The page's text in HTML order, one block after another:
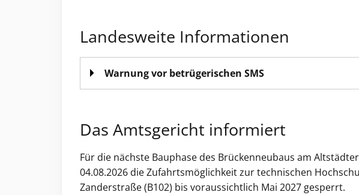
Landesweite Informationen
Warnung vor betrügerischen SMS
Das Amtsgericht informiert
Für die nächste Bauphase des Brückenneubaus am
04.08.2026 die Zufahrtsmöglichkeit zur technischen
Zanderstraße (B102) bis voraussichtlich Mai 2027 gesperrt.